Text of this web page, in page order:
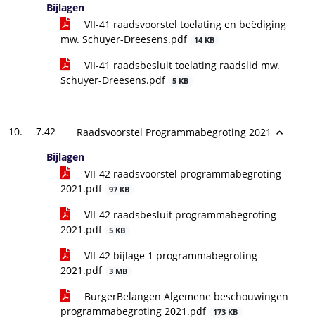
Bijlagen
VII-41 raadsvoorstel toelating en beëdiging
mw. Schuyer-Dreesens.pdf
14 KB
VII-41 raadsbesluit toelating raadslid mw.
Schuyer-Dreesens.pdf
5 KB
7.42
Raadsvoorstel Programmabegroting 2021
Bijlagen
VII-42 raadsvoorstel programmabegroting
2021.pdf
97 KB
VII-42 raadsbesluit programmabegroting
2021.pdf
5 KB
VII-42 bijlage 1 programmabegroting
2021.pdf
3 MB
BurgerBelangen Algemene beschouwingen
programmabegroting 2021.pdf
173 KB